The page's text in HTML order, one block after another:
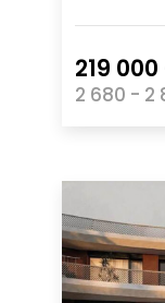
219
2 680 - 2